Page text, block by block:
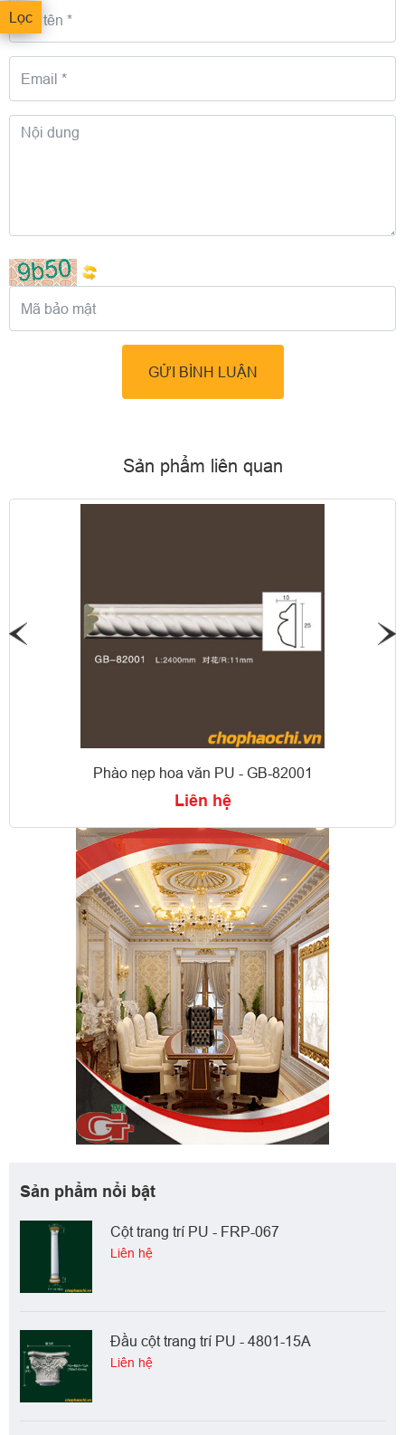
Lọc
Sản phẩm nổi bật
Cột trang trí PU - FRP-067
Liên hệ
Đầu cột trang trí PU - 4801-15A
Liên hệ
GỬI BÌNH LUẬN
Sản phẩm liên quan
Phào nẹp hoa văn PU - GB-82001
Liên hệ